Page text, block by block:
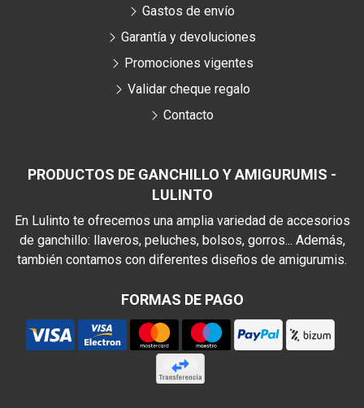
PRODUCTOS DE GANCHILLO Y AMIGURUMIS -
LULINTO
En Lulinto te ofrecemos una amplia variedad de accesorios
de ganchillo: llaveros, peluches, bolsos, gorros... Además,
también contamos con diferentes diseños de amigurumis.
FORMAS DE PAGO
Gastos de envío
Garantía y devoluciones
Promociones vigentes
Validar cheque regalo
Contacto